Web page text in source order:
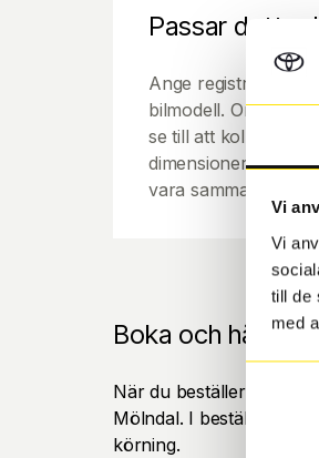
Vi
Vi
till de
med
Passar detta
Ange
bilmodell. Om du
se till att kolla en
dimensioner. Ibland
vara samma
Boka och hämta
När du beställer dina
Mölndal. I
körning.